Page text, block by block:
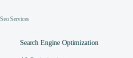
Seo Services
Search Engine Optimization